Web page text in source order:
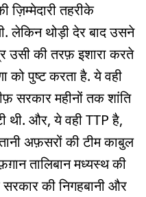
ज़िम्मेदारी तहरीके
लेकिन थोड़ी देर बाद उसने
उसी की तरफ़ इशारा करते
को पुष्ट करता है. ये वही
सरकार महीनों तक शांति
थी. और, ये वही TTP है,
अफ़सरों की टीम काबुल
तालिबान मध्यस्थ की
की निगहबानी और